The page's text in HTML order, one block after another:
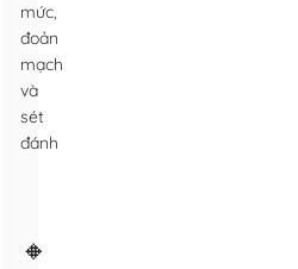
mức,
đoản
mạch
và
sét
đánh
🔸